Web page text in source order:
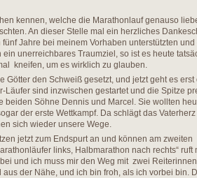
kennen, welche die Marathonlauf genauso
An dieser Stelle mal ein herzliches
Jahre bei meinem Vorhaben unterstützten
unerreichbares Traumziel, so ist es heute
kneifen, um es wirklich zu glauben.
Götter den Schweiß gesetzt, und jetzt geht es erst
Läufer sind inzwischen gestartet und die Spitze
beiden Söhne Dennis und Marcel. Sie wollten
der erste Wettkampf. Da schlägt das
sich wieder unsere Wege.
jetzt zum Endspurt an und können am zweiten
links, Halbmarathon nach rechts“ ruft
und ich muss mir den Weg mit zwei
der Nähe, und ich bin froh, als ich vorbei bin.